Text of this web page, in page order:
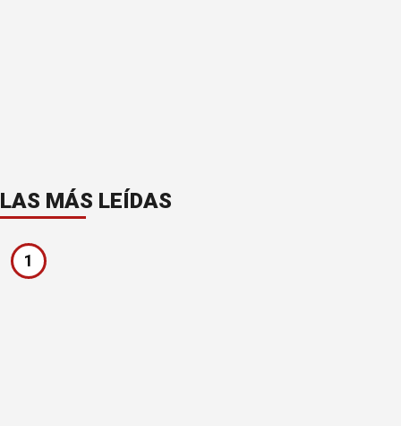
LAS MÁS LEÍDAS
1